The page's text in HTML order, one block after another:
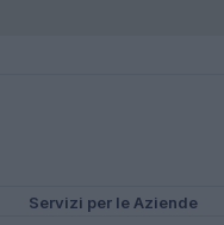
Servizi per le Aziende